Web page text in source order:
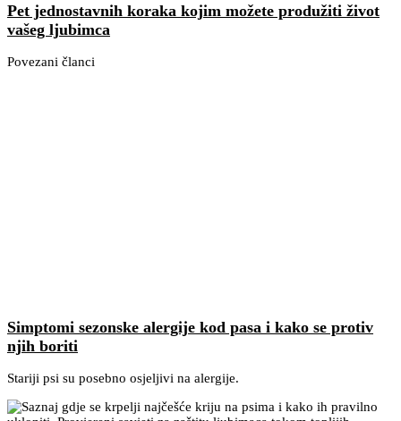
Pet jednostavnih koraka kojim možete produžiti život
vašeg ljubimca
Povezani članci
Simptomi sezonske alergije kod pasa i kako se protiv
njih boriti
Stariji psi su posebno osjeljivi na alergije.